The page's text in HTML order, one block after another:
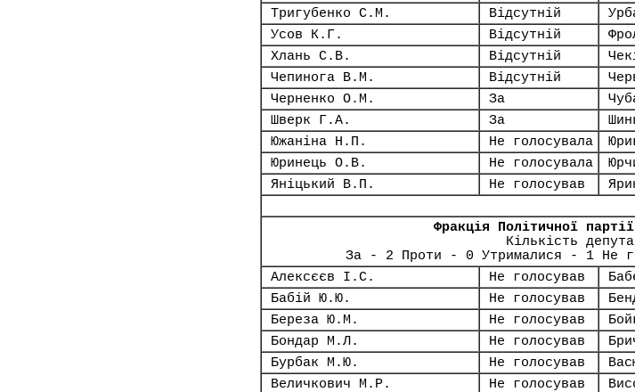
Тригубенко С.М.
Відсутній
Усов К.Г.
Відсутній
Хлань С.В.
Відсутній
Чепинога В.М.
Відсутній
Черненко О.М.
За
Шверк Г.А.
За
Южаніна Н.П.
Не голосувала
Юринець О.В.
Не голосувала
Яніцький В.П.
Не голосував
Фракція Політичної
Кількість
За - 2 Проти - 0 Утрималися - 1 Не
Алексєєв І.С.
Не голосував
Бабій Ю.Ю.
Не голосував
Береза Ю.М.
Не голосував
Бондар М.Л.
Не голосував
Бурбак М.Ю.
Не голосував
Величкович М.Р.
Не голосував